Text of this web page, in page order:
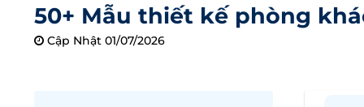
50+ Mẫu thiết kế phòng
Cập Nhật 01/07/2026